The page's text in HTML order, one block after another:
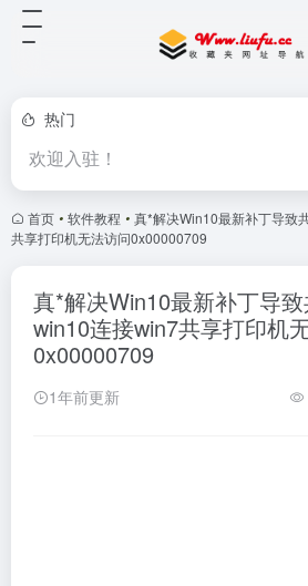
热门
欢迎入驻！
首页 • 软件教程 • 真*解决Win10最新补丁导致
共享打印机无法访问0x00000709
真*解决Win10最新补丁导
win10连接win7共享打印机
0x00000709
1年前更新